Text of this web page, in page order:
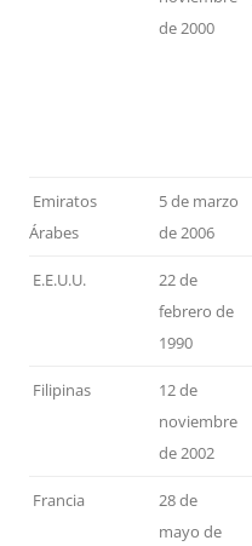
de 2000
Emiratos
Árabes
5 de marzo
de 2006
E.E.U.U.
22 de
febrero de
1990
Filipinas
12 de
noviembre
de 2002
Francia
28 de
mayo de